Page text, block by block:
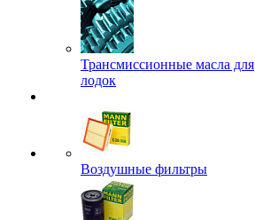
Трансмиссионные масла для
лодок
Воздушные фильтры